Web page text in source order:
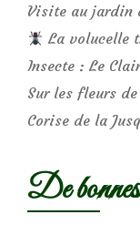
Visite au jardin
La volucelle
Insecte : Le
Sur les fleurs
Corise de la
De